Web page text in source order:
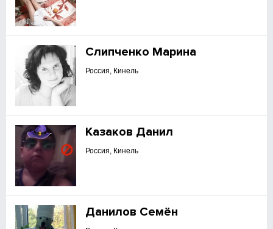
Слипченко Марина
Россия, Кинель
Казаков Данил
Россия, Кинель
Данилов Семён